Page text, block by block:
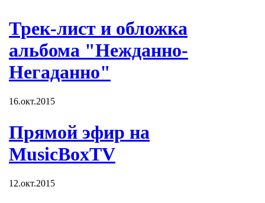
Трек-лист и обложка
альбома "Нежданно-
Негаданно"
16.окт.2015
Прямой эфир на
MusicBoxTV
12.окт.2015